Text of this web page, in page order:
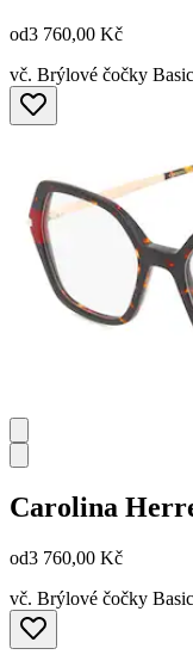
od3 760,00 Kč
vč. Brýlové čočky Basic
Carolina
od3 760,00 Kč
vč. Brýlové čočky Basic